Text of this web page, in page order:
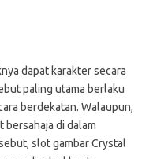
dapat karakter secara
paling utama berlaku
berdekatan. Walaupun,
di dalam
slot gambar Crystal